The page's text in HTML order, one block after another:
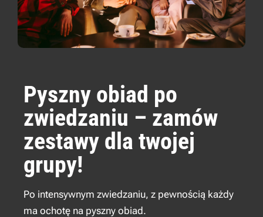
Pyszny obiad po
zwiedzaniu – zamów
zestawy dla twojej
grupy!
Po intensywnym zwiedzaniu, z pewnością każdy
ma ochotę na pyszny obiad.